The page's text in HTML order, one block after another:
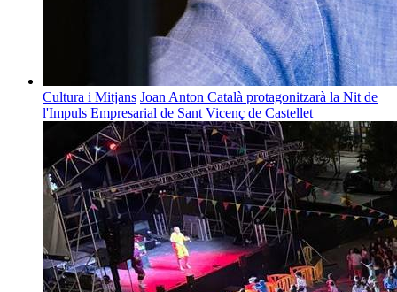
Cultura i Mitjans Joan Anton Català protagonitzarà la Nit de
l'Impuls Empresarial de Sant Vicenç de Castellet